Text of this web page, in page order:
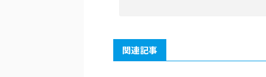
関連記事